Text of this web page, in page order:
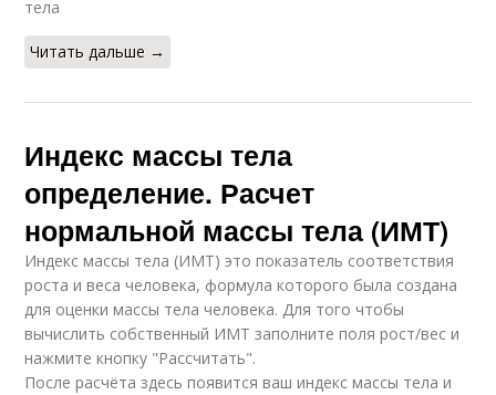
тела
Читать дальше →
Индекс массы тела
определение. Расчет
нормальной массы тела (ИМТ)
Индекс массы тела (ИМТ) это показатель соответствия
роста и веса человека, формула которого была создана
для оценки массы тела человека. Для того чтобы
вычислить собственный ИМТ заполните поля рост/вес и
нажмите кнопку "Рассчитать".
После расчёта здесь появится ваш индекс массы тела и